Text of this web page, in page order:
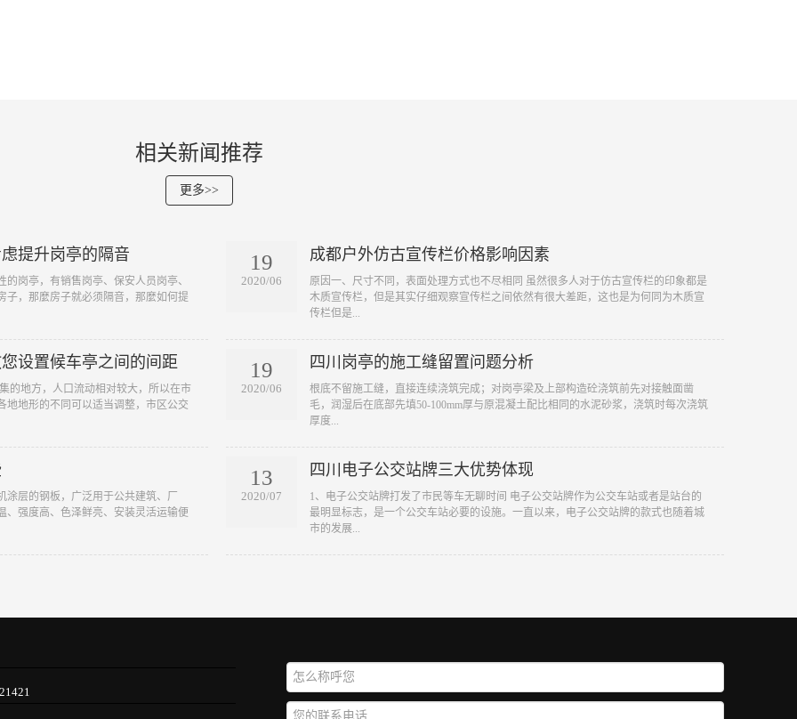
相关新闻推荐
更多>>
提升岗亭的隔音
岗亭，有销售岗亭、保安人员岗亭、
子，那麼房子就必须隔音，那麼如何提
设置候车亭之间的间距
的地方，人口流动相对较大，所以在市
地地形的不同可以适当调整，市区公交
层的钢板，广泛用于公共建筑、厂
、强度高、色泽鲜亮、安装灵活运输便
19
2020/06
成都户外仿古宣传栏价格影响因素
原因一、尺寸不同，表面处理方式也不尽相同 虽然很多人对于仿古宣传栏的印象都是
木质宣传栏，但是其实仔细观察宣传栏之间依然有很大差距，这也是为何同为木质宣
传栏但是...
19
2020/06
四川岗亭的施工缝留置问题分析
根底不留施工缝，直接连续浇筑完成；对岗亭梁及上部构造砼浇筑前先对接触面凿
毛，润湿后在底部先填50-100mm厚与原混凝土配比相同的水泥砂浆，浇筑时每次浇筑
厚度...
13
2020/07
四川电子公交站牌三大优势体现
1、电子公交站牌打发了市民等车无聊时间 电子公交站牌作为公交车站或者是站台的
最明显标志，是一个公交车站必要的设施。一直以来，电子公交站牌的款式也随着城
市的发展...